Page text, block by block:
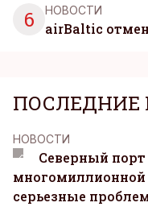
6 НОВОСТИ
airBaltic
ПОСЛЕДНИЕ
НОВОСТИ
Северный
серьезные